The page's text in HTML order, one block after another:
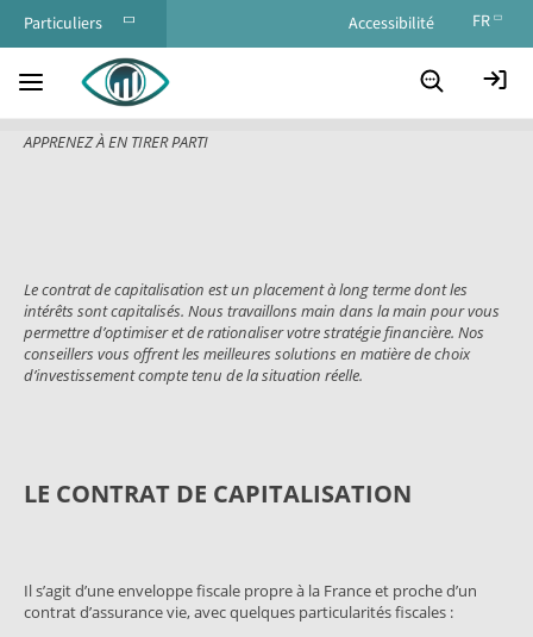
Particuliers
Professionnels
Qui nous
sommes ?
Accessibilité FR
CONTRAT DE CAPITALISATION :
APPRENEZ À EN TIRER PARTI
Le contrat de capitalisation est un placement à long terme dont les
intérêts sont capitalisés. Nous travaillons main dans la main pour vous
permettre d’optimiser et de rationaliser votre stratégie financière. Nos
conseillers vous offrent les meilleures solutions en matière de choix
d’investissement compte tenu de la situation réelle.
LE CONTRAT DE CAPITALISATION
Il s’agit d’une enveloppe fiscale propre à la France et proche d’un
contrat d’assurance vie, avec quelques particularités fiscales :